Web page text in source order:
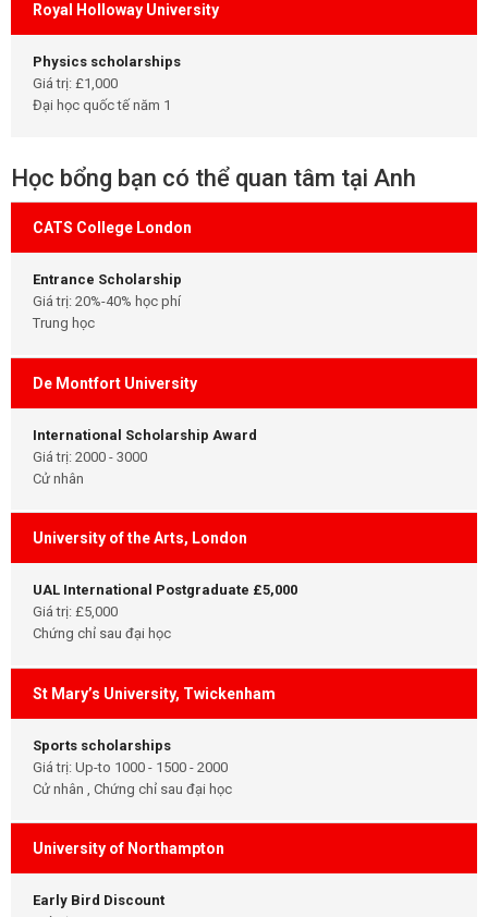
Royal Holloway University
Physics scholarships
Giá trị: £1,000
Đại học quốc tế năm 1
Học bổng bạn có thể quan tâm tại Anh
CATS College London
Entrance Scholarship
Giá trị: 20%-40% học phí
Trung học
De Montfort University
International Scholarship Award
Giá trị: 2000 - 3000
Cử nhân
University of the Arts, London
UAL International Postgraduate £5,000
Giá trị: £5,000
Chứng chỉ sau đại học
St Mary’s University, Twickenham
Sports scholarships
Giá trị: Up-to 1000 - 1500 - 2000
Cử nhân , Chứng chỉ sau đại học
University of Northampton
Early Bird Discount